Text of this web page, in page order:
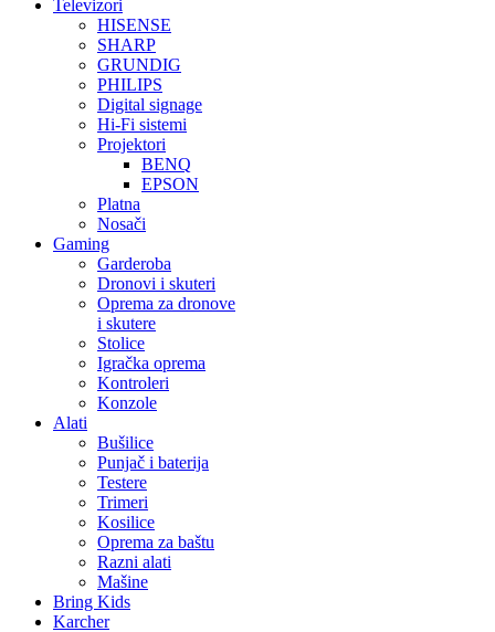
Televizori
HISENSE
SHARP
GRUNDIG
PHILIPS
Digital signage
Hi-Fi sistemi
Projektori
BENQ
EPSON
Platna
Nosači
Gaming
Garderoba
Dronovi i skuteri
Oprema za dronove
i skutere
Stolice
Igračka oprema
Kontroleri
Konzole
Alati
Bušilice
Punjač i baterija
Testere
Trimeri
Kosilice
Oprema za baštu
Razni alati
Mašine
Bring Kids
Karcher